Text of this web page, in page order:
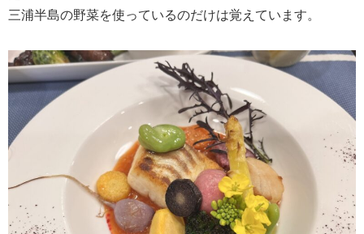
三浦半島の野菜を使っているのだけは覚えています。